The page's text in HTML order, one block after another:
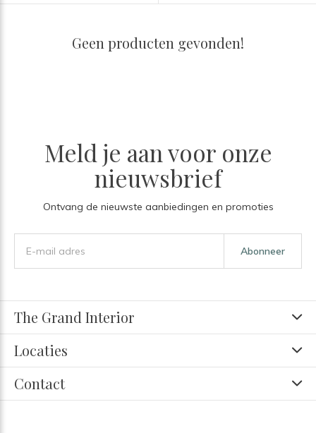
Geen producten gevonden!
Meld je aan voor onze
nieuwsbrief
Ontvang de nieuwste aanbiedingen en promoties
Abonneer
The Grand Interior
Locaties
Contact